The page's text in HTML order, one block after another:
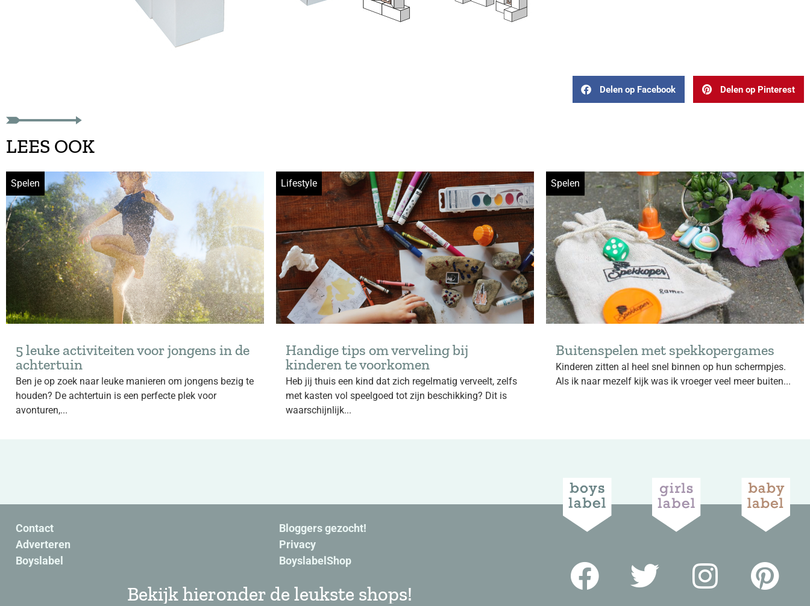
Delen op Facebook Delen op Pinterest
LEES OOK
Spelen
5 leuke activiteiten voor jongens in de
achtertuin
Ben je op zoek naar leuke manieren om jongens bezig te
houden? De achtertuin is een perfecte plek voor
avonturen,...
Lifestyle
Handige tips om verveling bij
kinderen te voorkomen
Heb jij thuis een kind dat zich regelmatig verveelt, zelfs
met kasten vol speelgoed tot zijn beschikking? Dit is
waarschijnlijk...
Spelen
Buitenspelen met spekkopergames
Kinderen zitten al heel snel binnen op hun schermpjes.
Als ik naar mezelf kijk was ik vroeger veel meer buiten...
Contact
Adverteren
Boyslabel
Bloggers gezocht!
Privacy
BoyslabelShop
Bekijk hieronder de leukste shops!